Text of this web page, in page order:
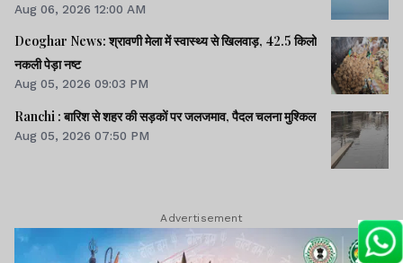
Aug 06, 2026 12:00 AM
Deoghar News: श्रावणी मेला में स्वास्थ्य से खिलवाड़, 42.5 किलो
नकली पेड़ा नष्ट
Aug 05, 2026 09:03 PM
Ranchi : बारिश से शहर की सड़कों पर जलजमाव, पैदल चलना मुश्किल
Aug 05, 2026 07:50 PM
Advertisement